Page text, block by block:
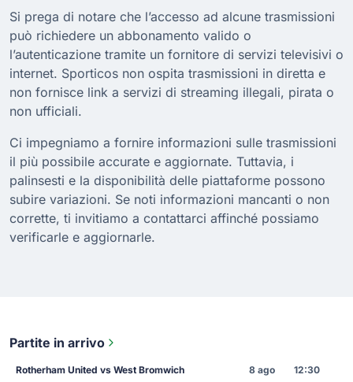
Si prega di notare che l’accesso ad alcune trasmissioni
può richiedere un abbonamento valido o
l’autenticazione tramite un fornitore di servizi televisivi o
internet. Sporticos non ospita trasmissioni in diretta e
non fornisce link a servizi di streaming illegali, pirata o
non ufficiali.
Ci impegniamo a fornire informazioni sulle trasmissioni
il più possibile accurate e aggiornate. Tuttavia, i
palinsesti e la disponibilità delle piattaforme possono
subire variazioni. Se noti informazioni mancanti o non
corrette, ti invitiamo a contattarci affinché possiamo
verificarle e aggiornarle.
Partite in arrivo
Rotherham United vs West Bromwich 8 ago 12:30